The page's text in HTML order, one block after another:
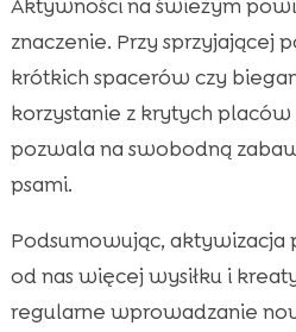
Aktywności na świeżym
znaczenie. Przy sprzyjającej
krótkich spacerów czy
korzystanie z krytych
pozwala na swobodną
psami.
Podsumowując, aktywizacja
od nas więcej wysiłku i
regularne wprowadzanie